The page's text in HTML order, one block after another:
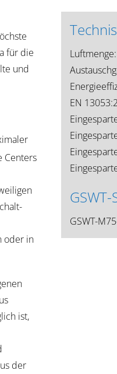
für die
und
Centers
oder in
ist,
der
EN
GSWT-